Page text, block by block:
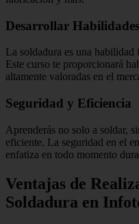
Desarrollar
La soldadura es una habilidad
Este curso te proporcionará
altamente valoradas en el
Seguridad y Eficiencia
Aprenderás no solo a soldar,
eficiente. La seguridad en el
enfatiza en todo momento
Ventajas de
Soldadura en